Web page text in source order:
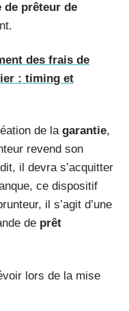
de prêteur de
des frais de
: timing et
de la garantie,
revend son
il devra s’acquitter
ce dispositif
il s’agit d’une
de prêt
lors de la mise